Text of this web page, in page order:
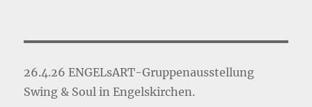
26.4.26 ENGELsART-Gruppenausstellung
Swing & Soul in Engelskirchen.